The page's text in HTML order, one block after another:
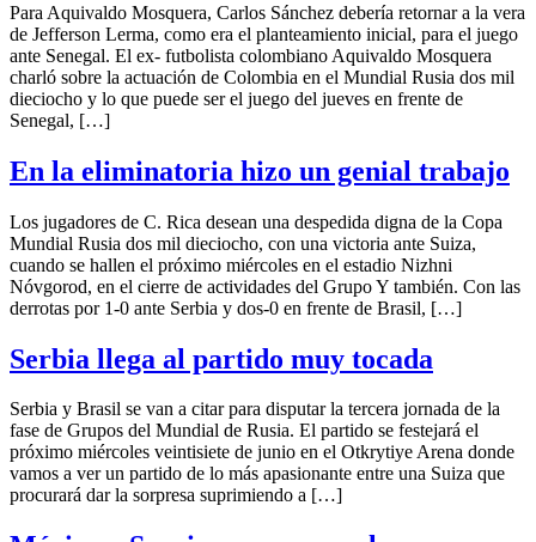
Para Aquivaldo Mosquera, Carlos Sánchez debería retornar a la vera
de Jefferson Lerma, como era el planteamiento inicial, para el juego
ante Senegal. El ex- futbolista colombiano Aquivaldo Mosquera
charló sobre la actuación de Colombia en el Mundial Rusia dos mil
dieciocho y lo que puede ser el juego del jueves en frente de
Senegal, […]
En la eliminatoria hizo un genial trabajo
Los jugadores de C. Rica desean una despedida digna de la Copa
Mundial Rusia dos mil dieciocho, con una victoria ante Suiza,
cuando se hallen el próximo miércoles en el estadio Nizhni
Nóvgorod, en el cierre de actividades del Grupo Y también. Con las
derrotas por 1-0 ante Serbia y dos-0 en frente de Brasil, […]
Serbia llega al partido muy tocada
Serbia y Brasil se van a citar para disputar la tercera jornada de la
fase de Grupos del Mundial de Rusia. El partido se festejará el
próximo miércoles veintisiete de junio en el Otkrytiye Arena donde
vamos a ver un partido de lo más apasionante entre una Suiza que
procurará dar la sorpresa suprimiendo a […]